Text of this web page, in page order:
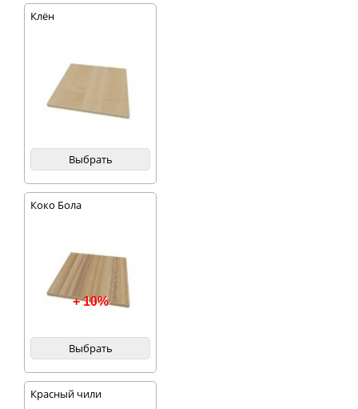
Клён
Выбрать
Коко Бола
+ 10%
Выбрать
Красный чили